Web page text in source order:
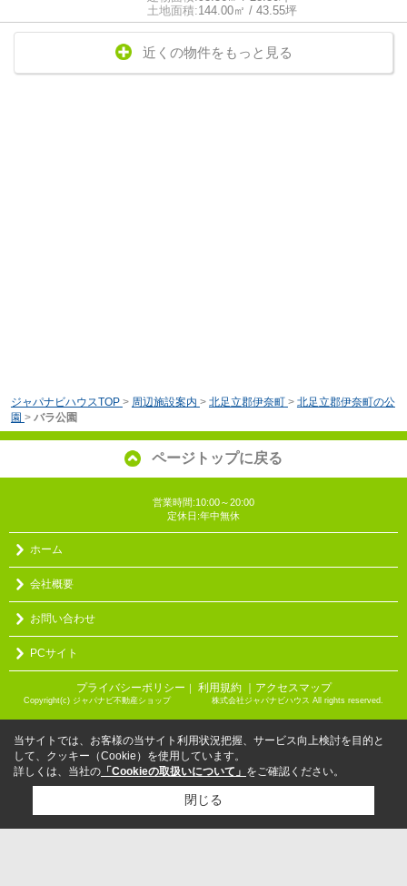
土地面積:144.00㎡ / 43.55坪
近くの物件をもっと見る
ジャパナビハウスTOP > 周辺施設案内 > 北足立郡伊奈町 > 北足立郡伊奈町の公
園 > バラ公園
ページトップに戻る
営業時間:10:00～20:00
定休日:年中無休
ホーム
会社概要
お問い合わせ
PCサイト
プライバシーポリシー ｜ 利用規約 ｜アクセスマップ
Copyright(c) ジャパナビ不動産ショップ 株式会社ジャパナビハウス All rights reserved.
当サイトでは、お客様の当サイト利用状況把握、サービス向上検討を目的と
して、クッキー（Cookie）を使用しています。
詳しくは、当社の 「Cookieの取扱いについて」 をご確認ください。
閉じる